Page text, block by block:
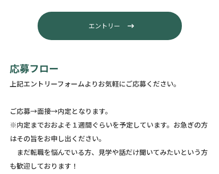
エントリー
応募フロー
上記エントリーフォームよりお気軽にご応募ください。
ご応募→面接→内定となります。
※内定までおおよそ１週間ぐらいを予定しています。お急ぎの方
はその旨をお申し出ください。
まだ転職を悩んでいる方、見学や話だけ聞いてみたいという方
も歓迎しております！